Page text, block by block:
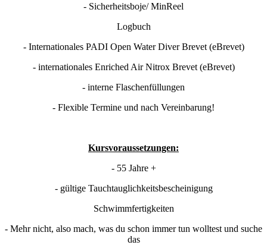
- Sicherheitsboje/ MinReel
Logbuch
- Internationales PADI Open Water Diver Brevet (eBrevet)
- internationales Enriched Air Nitrox Brevet (eBrevet)
- interne Flaschenfüllungen
- Flexible Termine und nach Vereinbarung!
Kursvoraussetzungen:
- 55 Jahre +
- gültige Tauchtauglichkeitsbescheinigung
Schwimmfertigkeiten
- Mehr nicht, also mach, was du schon immer tun wolltest und suche
das